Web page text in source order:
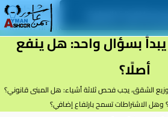
بسؤال واحد: هل ينفع
أصلًا؟
الشقق، يجب فحص ثلاثة أشياء: هل المبنى قانوني؟
وهل الاشتراطات تسمح بارتفاع إضافي؟